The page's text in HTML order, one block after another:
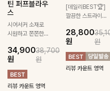
틴 퍼프블라우
스
시어서커 소재로
시원하고 쫀쫀한
편안하게 입혀질
블라우스- 단정한
카라와 풍성한 퍼
프 소매로 여성스
러움을 더했어요 :)
34,900
원
38,700
원
리뷰 카운트 영역
[데일리BEST🏆]
깔끔한 스트라이프
배색으로 멋스러운
포인트를 은은하게
더했고 브이넥 라
인과 루즈한 핏감
으로 여리여리한
28,800
원
원
리뷰 카운트 영역